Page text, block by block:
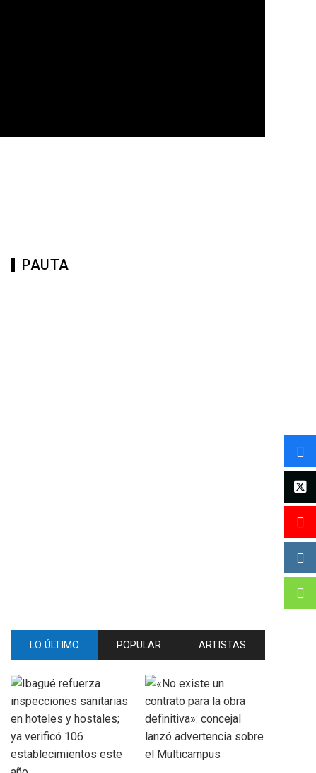
PAUTA
LO ÚLTIMO POPULAR ARTISTAS